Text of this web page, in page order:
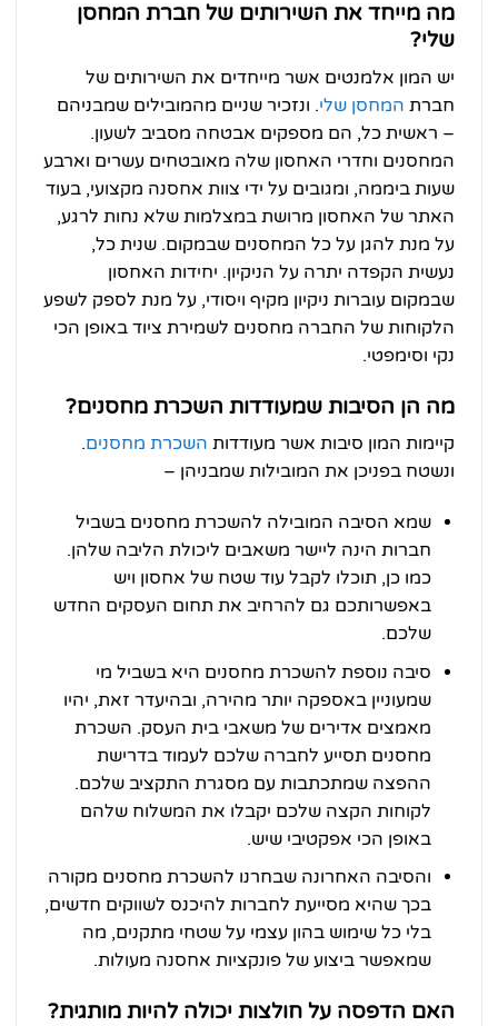
מה מייחד את השירותים של חברת המחסן
שלי?
יש המון אלמנטים אשר מייחדים את השירותים של
חברת המחסן שלי. ונזכיר שניים מהמובילים שמבניהם
– ראשית כל, הם מספקים אבטחה מסביב לשעון.
המחסנים וחדרי האחסון שלה מאובטחים עשרים וארבע
שעות ביממה, ומגובים על ידי צוות אחסנה מקצועי, בעוד
האתר של האחסון מרושת במצלמות שלא נחות לרגע,
על מנת להגן על כל המחסנים שבמקום. שנית כל,
נעשית הקפדה יתרה על הניקיון. יחידות האחסון
שבמקום עוברות ניקיון מקיף ויסודי, על מנת לספק לשפע
הלקוחות של החברה מחסנים לשמירת ציוד באופן הכי
נקי וסימפטי.
מה הן הסיבות שמעודדות השכרת מחסנים?
קיימות המון סיבות אשר מעודדות השכרת מחסנים.
ונשטח בפניכן את המובילות שמבניהן –
שמא הסיבה המובילה להשכרת מחסנים בשביל
חברות הינה ליישר משאבים ליכולת הליבה שלהן.
כמו כן, תוכלו לקבל עוד שטח של אחסון ויש
באפשרותכם גם להרחיב את תחום העסקים החדש
שלכם.
סיבה נוספת להשכרת מחסנים היא בשביל מי
שמעוניין באספקה יותר מהירה, ובהיעדר זאת, יהיו
מאמצים אדירים של משאבי בית העסק. השכרת
מחסנים תסייע לחברה שלכם לעמוד בדרישת
ההפצה שמתכתבות עם מסגרת התקציב שלכם.
לקוחות הקצה שלכם יקבלו את המשלוח שלהם
באופן הכי אפקטיבי שיש.
והסיבה האחרונה שבחרנו להשכרת מחסנים מקורה
בכך שהיא מסייעת לחברות להיכנס לשווקים חדשים,
בלי כל שימוש בהון עצמי על שטחי מתקנים, מה
שמאפשר ביצוע של פונקציות אחסנה מעולות.
האם הדפסה על חולצות יכולה להיות מותגית?